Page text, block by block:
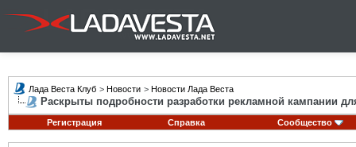
Лада Веста Клуб > Новости > Новости Лада Веста
Раскрыты подробности разработки рекламной кампании
Регистрация Справка Сообщество